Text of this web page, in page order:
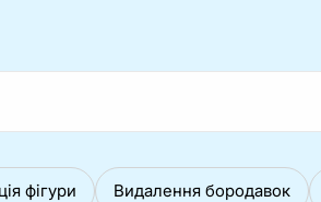
фігури Видалення бородавок